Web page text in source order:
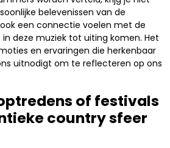
belevenissen van de
een connectie voelen met de
in deze muziek tot uiting komen. Het
en ervaringen die herkenbaar
uitnodigt om te reflecteren op ons
of festivals
country sfeer